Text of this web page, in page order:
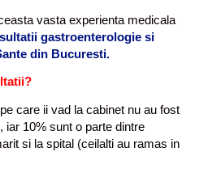
vasta experienta medicala
gastroenterologie si
din Bucuresti.
care ii vad la cabinet nu au fost
iar 10% sunt o parte dintre
si la spital (ceilalti au ramas in